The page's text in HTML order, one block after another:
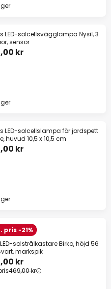
LED-solcellsvägglampa Nysil, 3
sensor
kr
LED-solcellslampa för jordspett
huvud 10,5 x 10,5 cm
kr
pris -21%
solstrålkastare Birko, höjd 56
markspik
kr
469,00 kr